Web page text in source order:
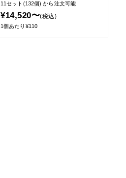
11セット(132個)から注文可能
¥14,520〜(税込)
1個あたり¥110